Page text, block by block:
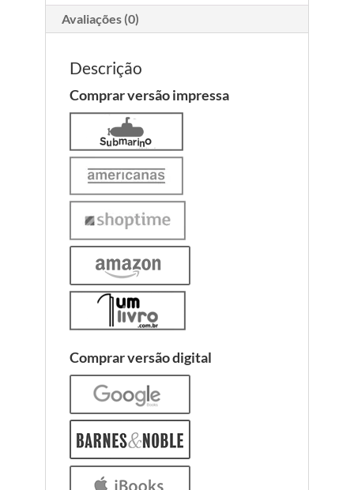
Avaliações (0)
Descrição
Comprar versão impressa
Comprar versão digital